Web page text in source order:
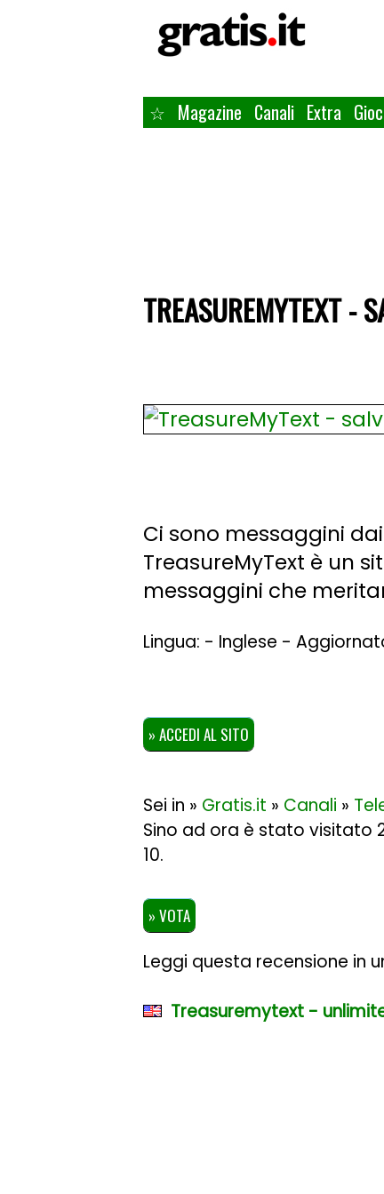
☆ Magazine Canali Extra
TREASUREMYTEXT -
Ci sono messaggini
TreasureMyText è un
messaggini che
Lingua: - Inglese -
» ACCEDI AL SITO
Sei in » Gratis.it » Canali »
Sino ad ora è stato visitato
10.
» VOTA
Leggi questa recensione in
Treasuremytext -